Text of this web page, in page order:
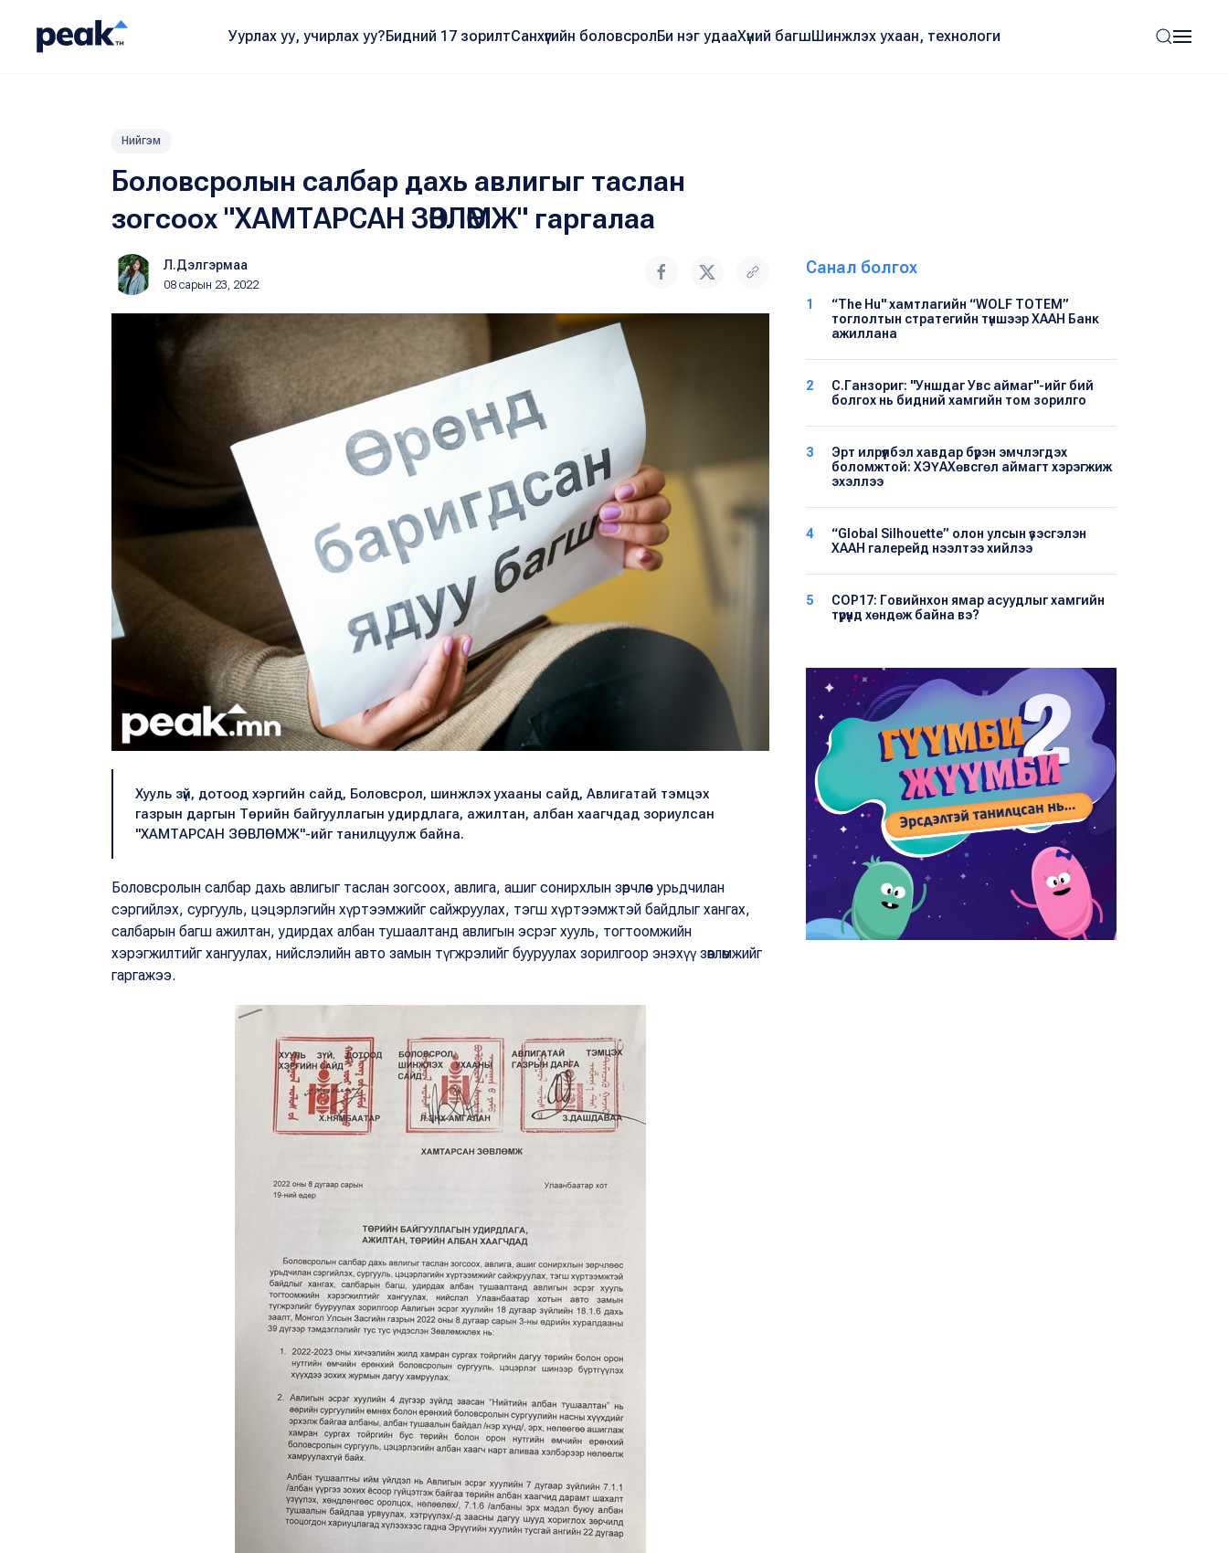
Уурлах уу, учирлах уу?Бидний 17 зорилтСанхүүгийн боловсролБи нэг удааХүний багшШинжлэх ухаан, технологи
Нийгэм
Боловсролын салбар дахь авлигыг таслан
зогсоох "ХАМТАРСАН ЗӨВЛӨМЖ" гаргалаа
Л.Дэлгэрмаа
08 сарын 23, 2022
Хууль зүй, дотоод хэргийн сайд, Боловсрол, шинжлэх ухааны сайд, Авлигатай тэмцэх
газрын даргын Төрийн байгууллагын удирдлага, ажилтан, албан хаагчдад зориулсан
"ХАМТАРСАН ЗӨВЛӨМЖ"-ийг танилцуулж байна.
Боловсролын салбар дахь авлигыг таслан зогсоох, авлига, ашиг сонирхлын зөрчлөөс урьдчилан
сэргийлэх, сургууль, цэцэрлэгийн хүртээмжийг сайжруулах, тэгш хүртээмжтэй байдлыг хангах,
салбарын багш ажилтан, удирдах албан тушаалтанд авлигын эсрэг хууль, тогтоомжийн
хэрэгжилтийг хангуулах, нийслэлийн авто замын түгжрэлийг бууруулах зорилгоор энэхүү зөвлөмжийг
гаргажээ.
Санал болгох
1
“The Hu" хамтлагийн “WOLF TOTEM”
тоглолтын стратегийн түншээр ХААН Банк
ажиллана
2
С.Ганзориг: "Уншдаг Увс аймаг"-ийг бий
болгох нь бидний хамгийн том зорилго
3
Эрт илрүүлбэл хавдар бүрэн эмчлэгдэх
боломжтой: ХЭҮА​Хөвсгөл аймагт хэрэгжиж
эхэллээ
4
“Global Silhouette” олон улсын үзэсгэлэн
ХААН галерейд нээлтээ хийлээ
5
COP17: Говийнхон ямар асуудлыг хамгийн
түрүүнд хөндөж байна вэ?